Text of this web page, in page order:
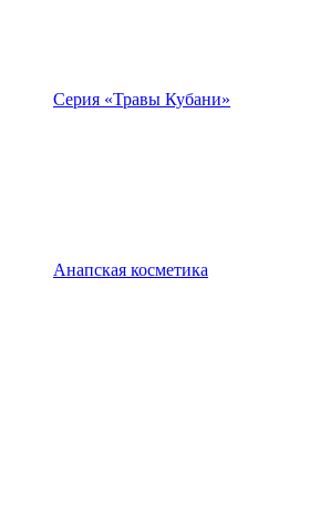
Серия «Травы Кубани»
Анапская косметика